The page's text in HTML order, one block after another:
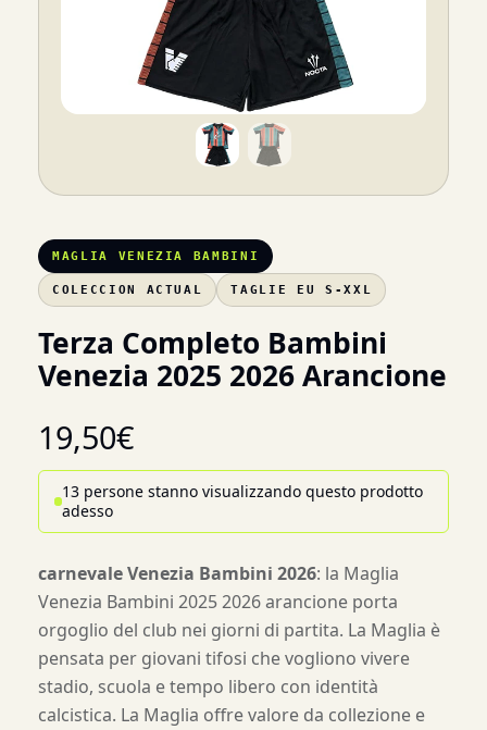
MAGLIA VENEZIA BAMBINI
COLECCION ACTUAL TAGLIE EU S-XXL
Terza Completo Bambini
Venezia 2025 2026 Arancione
19,50€
13 persone stanno visualizzando questo prodotto
adesso
carnevale Venezia Bambini 2026: la Maglia
Venezia Bambini 2025 2026 arancione porta
orgoglio del club nei giorni di partita. La Maglia è
pensata per giovani tifosi che vogliono vivere
stadio, scuola e tempo libero con identità
calcistica. La Maglia offre valore da collezione e